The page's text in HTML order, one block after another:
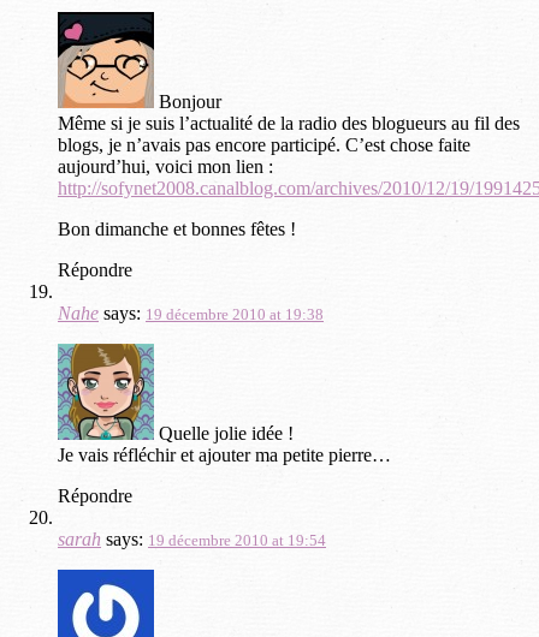
Bonjour
Même si je suis l’actualité de la radio des blogueurs au fil des
blogs, je n’avais pas encore participé. C’est chose faite
aujourd’hui, voici mon lien :
http://sofynet2008.canalblog.com/archives/2010/12/19/
Bon dimanche et bonnes fêtes !
Répondre
Nahe says: 19 décembre 2010 at 19:38
Quelle jolie idée !
Je vais réfléchir et ajouter ma petite pierre…
Répondre
sarah says: 19 décembre 2010 at 19:54